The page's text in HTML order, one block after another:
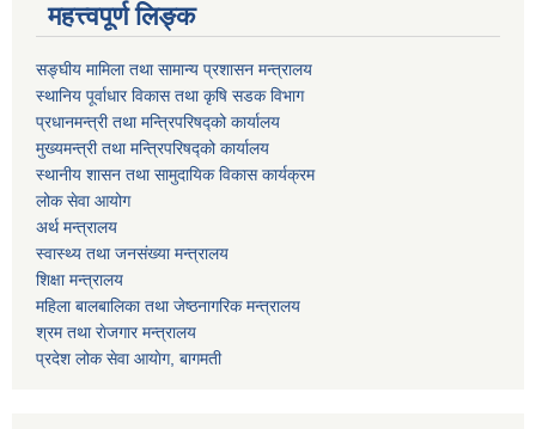
महत्त्वपूर्ण लिङ्क
सङ्घीय मामिला तथा सामान्य प्रशासन मन्त्रालय
स्थानिय पूर्वाधार विकास तथा कृषि सडक विभाग
प्रधानमन्त्री तथा मन्त्रिपरिषद्को कार्यालय
मुख्यमन्त्री तथा मन्त्रिपरिषद्को कार्यालय
स्थानीय शासन तथा सामुदायिक विकास कार्यक्रम
लोक सेवा आयोग
अर्थ मन्त्रालय
स्वास्थ्य तथा जनस‌ंख्या मन्त्रालय
शिक्षा मन्त्रालय
महिला बालबालिका तथा जेष्ठनागरिक मन्त्रालय
श्रम तथा राेजगार मन्त्रालय
प्रदेश लोक सेवा आयाेग, बागमती